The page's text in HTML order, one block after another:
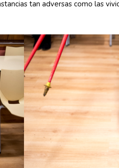
tan adversas como las